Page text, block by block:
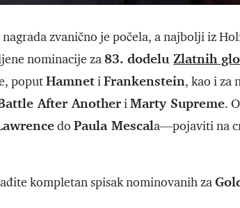
nagrada zvanično je počela, a najbolji iz
nominacije za83. dodelu Zlatnih
poputHamnetiFrankenstein, kao i za
After AnotheriMarty Supreme.
do Paula Mescala—pojaviti na
kompletan spisak nominovanih za